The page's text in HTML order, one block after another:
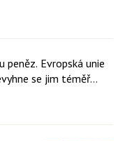
peněz. Evropská unie
se jim téměř